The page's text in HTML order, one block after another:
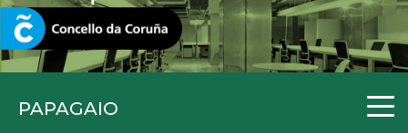
PAPAGAIO
CORUNA.GAL